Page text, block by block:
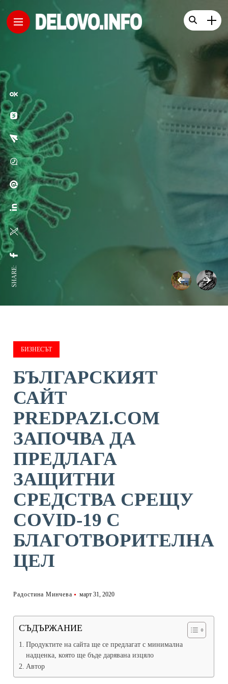
SHARE:
БИЗНЕСЪТ
БЪЛГАРСКИЯТ
САЙТ
PREDPAZI.COM
ЗАПОЧВА ДА
ПРЕДЛАГА
ЗАЩИТНИ
СРЕДСТВА СРЕЩУ
COVID-19 С
БЛАГОТВОРИТЕЛНА
ЦЕЛ
Радостина Минчева март 31, 2020
СЪДЪРЖАНИЕ
Продуктите на сайта ще се предлагат с минимална
надценка, която ще бъде дарявана изцяло
Автор